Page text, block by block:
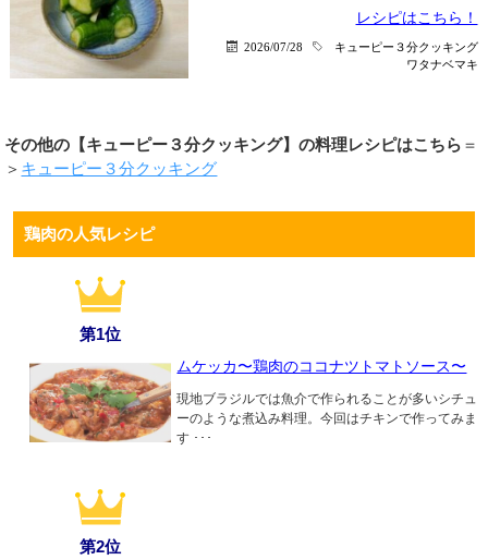
レシピはこちら！
2026/07/28
キューピー３分クッキング
ワタナベマキ
その他の【キューピー３分クッキング】の料理レシピはこちら ＝
＞ キューピー３分クッキング
鶏肉の人気レシピ
第1位
ムケッカ〜鶏肉のココナツトマトソース〜
現地ブラジルでは魚介で作られることが多いシチュ
ーのような煮込み料理。今回はチキンで作ってみま
す ･･･
第2位